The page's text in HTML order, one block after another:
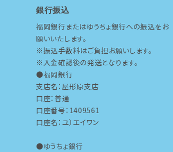
特定商取引法について
お問い合わせ
会社概要
銀行振込
福岡銀行またはゆうちょ銀行への振込をお
願いいたします。
※振込手数料はご負担お願いします。
※入金確認後の発送となります。
●福岡銀行
支店名：屋形原支店
口座：普通
口座番号：1409561
口座名：ユ）エイワン
●ゆうちょ銀行